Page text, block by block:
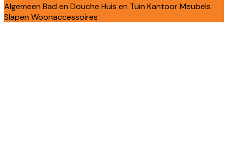
Algemeen Bad en Douche Huis en Tuin KantoorMeubels
Slapen Woonaccessoires